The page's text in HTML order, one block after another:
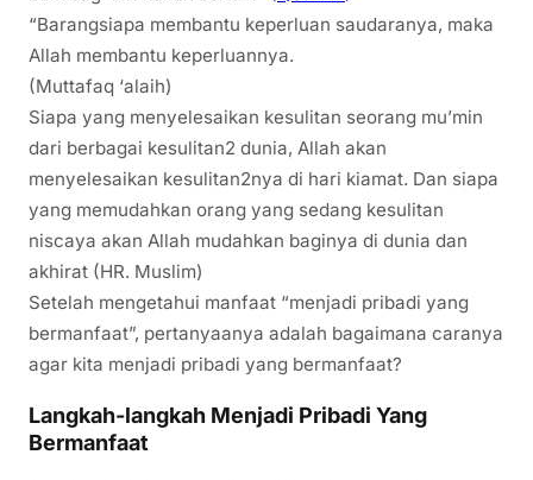
“Barangsiapa membantu keperluan saudaranya, maka
Allah membantu keperluannya.
(Muttafaq ‘alaih)
Siapa yang menyelesaikan kesulitan seorang mu’min
dari berbagai kesulitan2 dunia, Allah akan
menyelesaikan kesulitan2nya di hari kiamat. Dan siapa
yang memudahkan orang yang sedang kesulitan
niscaya akan Allah mudahkan baginya di dunia dan
akhirat (HR. Muslim)
Setelah mengetahui manfaat “menjadi pribadi yang
bermanfaat”, pertanyaanya adalah bagaimana caranya
agar kita menjadi pribadi yang bermanfaat?
Langkah-langkah Menjadi Pribadi Yang
Bermanfaat